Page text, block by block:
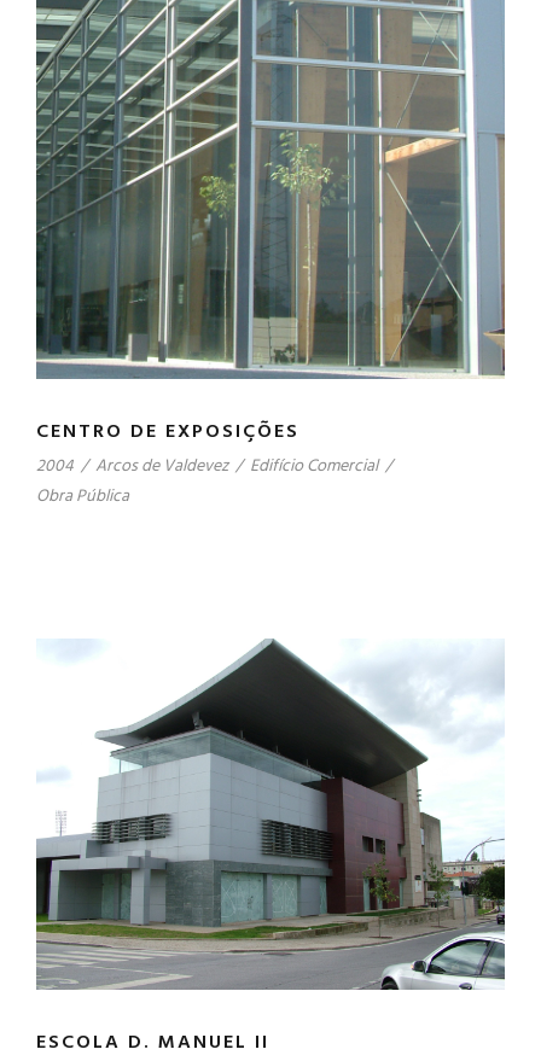
CENTRO DE EXPOSIÇÕES
2004 / Arcos de Valdevez / Edifício Comercial /
Obra Pública
ESCOLA D. MANUEL II